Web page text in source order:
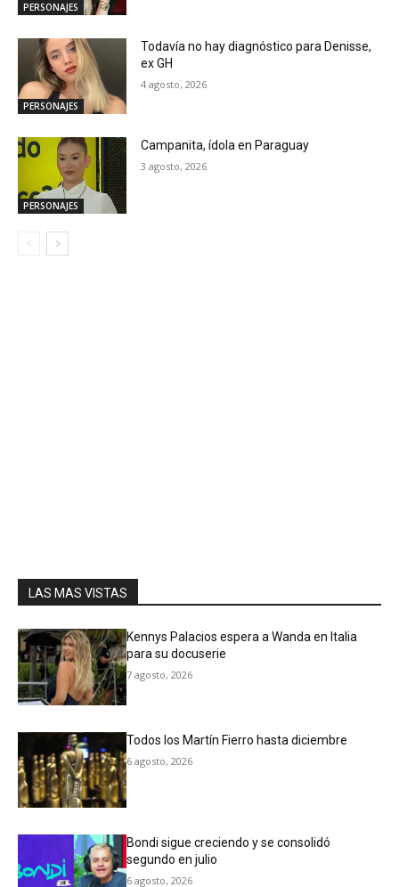
PERSONAJES
PERSONAJES
Todavía no hay diagnóstico para Denisse,
ex GH
4 agosto, 2026
PERSONAJES
Campanita, ídola en Paraguay
3 agosto, 2026
LAS MAS VISTAS
Kennys Palacios espera a Wanda en Italia
para su docuserie
7 agosto, 2026
Todos los Martín Fierro hasta diciembre
6 agosto, 2026
Bondi sigue creciendo y se consolidó
segundo en julio
6 agosto, 2026